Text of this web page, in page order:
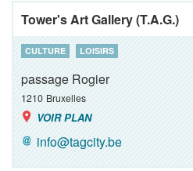
Tower's Art Gallery (T.A.G.)
CULTURE LOISIRS
passage Rogier
1210 Bruxelles
VOIR PLAN
info@tagcity.be